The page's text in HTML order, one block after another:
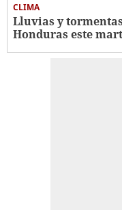
CLIMA
Lluvias y
Honduras este